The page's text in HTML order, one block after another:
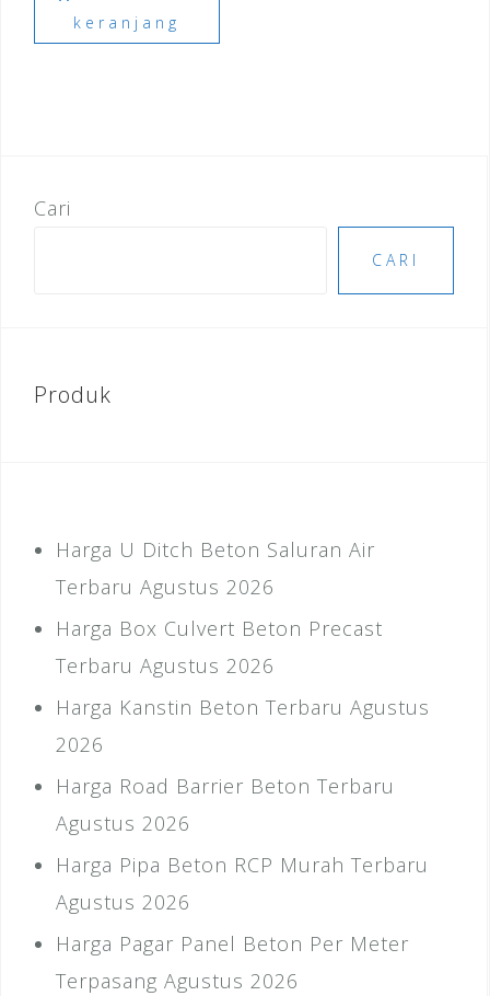
keranjang
Cari
CARI
Produk
Harga U Ditch Beton Saluran Air
Terbaru Agustus 2026
Harga Box Culvert Beton Precast
Terbaru Agustus 2026
Harga Kanstin Beton Terbaru Agustus
2026
Harga Road Barrier Beton Terbaru
Agustus 2026
Harga Pipa Beton RCP Murah Terbaru
Agustus 2026
Harga Pagar Panel Beton Per Meter
Terpasang Agustus 2026